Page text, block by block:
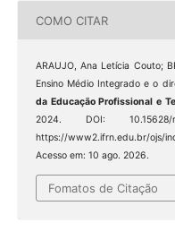
COMO CITAR
ARAUJO, Ana Letícia Couto;
Ensino Médio Integrado e o
da Educação Profissional e
2024. DOI: 10.15628/
https://www2.ifrn.edu.br/ojs/
Acesso em: 10 ago. 2026.
Fomatos de Citação